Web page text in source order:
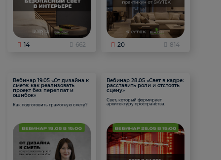
14 662 20 814
Вебинар 19.05 «От дизайна к
смете: как реализовать
проект без переплат и
ошибок»
Как подготовить грамотную смету?
Вебинар 28.05 «Свет в кадре:
расставить роли и отстоять
сцену»
Свет, который формирует
архитектуру пространства.